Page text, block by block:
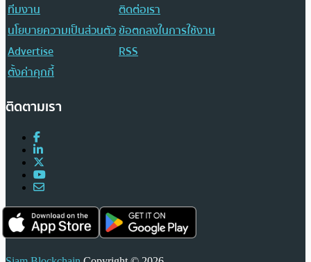
ทีมงาน
ติดต่อเรา
นโยบายความเป็นส่วนตัวข้อตกลงในการใช้งาน
Advertise
RSS
ตั้งค่าคุกกี้
ติดตามเรา